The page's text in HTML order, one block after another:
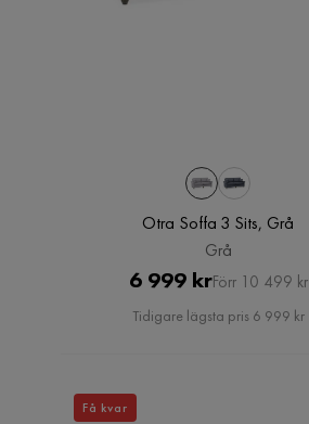
Otra Soffa 3 Sits, Grå
Grå
Pris
6 999 krOriginal
Pris
Förr 10 499 kr
Tidigare lägsta pris 6 999 kr
Få kvar